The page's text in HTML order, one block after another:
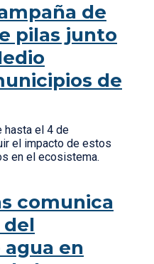
de
pilas junto
de
hasta el 4 de
el impacto de estos
en el ecosistema.
comunica
del
en